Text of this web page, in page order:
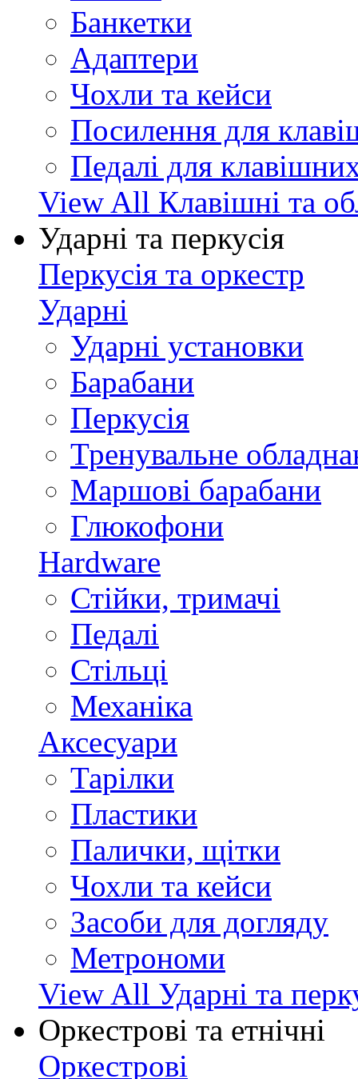
Банкетки
Адаптери
Чохли та кейси
Посилення для
Педалі для
View All Клавішні та
Ударні та перкусія
Перкусія та оркестр
Ударні
Ударні установки
Барабани
Перкусія
Тренувальне
Маршові барабани
Глюкофони
Hardware
Стійки, тримачі
Педалі
Стільці
Механіка
Аксесуари
Тарілки
Пластики
Палички, щітки
Чохли та кейси
Засоби для догляду
Метрономи
View All Ударні та
Оркестрові та етнічні
Оркестрові